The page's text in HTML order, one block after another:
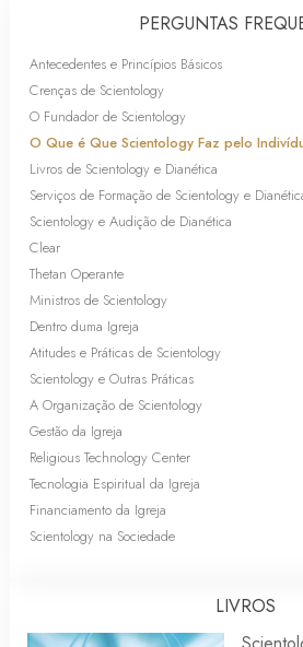
PERGUNTAS
Antecedentes e Princípios Básicos
Crenças de Scientology
O Fundador de Scientology
O Que é Que Scientology Faz pelo
Livros de Scientology e Dianética
Serviços de Formação de Scientology e
Scientology e Audição de Dianética
Clear
Thetan Operante
Ministros de Scientology
Dentro duma Igreja
Atitudes e Práticas de Scientology
Scientology e Outras Práticas
A Organização de Scientology
Gestão da Igreja
Religious Technology Center
Tecnologia Espiritual da Igreja
Financiamento da Igreja
Scientology na Sociedade
LIVROS